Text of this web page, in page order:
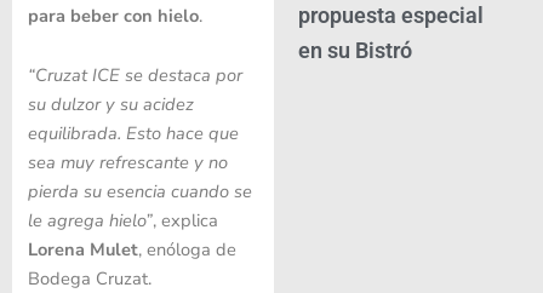
para beber con hielo.
“Cruzat ICE se destaca por
su dulzor y su acidez
equilibrada. Esto hace que
sea muy refrescante y no
pierda su esencia cuando se
le agrega hielo”, explica
Lorena Mulet, enóloga de
Bodega Cruzat.
propuesta especial
en su Bistró